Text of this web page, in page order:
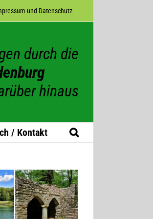
und Datenschutz
durch die
hinaus
/ Kontakt